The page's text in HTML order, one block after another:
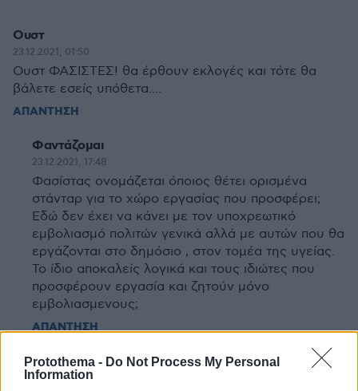
Protothema - Do Not Process My Personal
Information
Ουστ
23.12.2021, 01:50
Ουστ ΦΑΣΙΣΤΕΣ! θα έρθουν εκλογές και τότε θα
βάλετε εσείς υπόθετα....
ΑΠΑΝΤΗΣΗ
Φαντάζομαι
23.12.2021, 17:48
Φασίστας ονομάζεται όποιος θέτει ορισμένα
στάνταρ για το χώρο εργασίας που προσφέρει;
Εδώ δεν έχει να κάνει με τον υποχρεωτικό
εμβολιασμό πολιτών γενικά αλλά με αυτών που θα
εργάζονται στο δημόσιο , στον τομέα της υγείας.
Το ίδιο αποκαλείς λογικά και τους ιδιώτες που
προσφέρουν εργασία και ζητούν μόνο
εμβολιασμενους;
ΑΠΑΝΤΗΣΗ
Οκ.